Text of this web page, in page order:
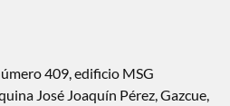
409, edificio MSG
José Joaquín Pérez, Gazcue,